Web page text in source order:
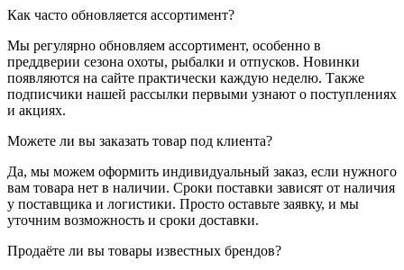
Как часто обновляется ассортимент?
Мы регулярно обновляем ассортимент, особенно в
преддверии сезона охоты, рыбалки и отпусков. Новинки
появляются на сайте практически каждую неделю. Также
подписчики нашей рассылки первыми узнают о поступлениях
и акциях.
Можете ли вы заказать товар под клиента?
Да, мы можем оформить индивидуальный заказ, если нужного
вам товара нет в наличии. Сроки поставки зависят от наличия
у поставщика и логистики. Просто оставьте заявку, и мы
уточним возможность и сроки доставки.
Продаёте ли вы товары известных брендов?